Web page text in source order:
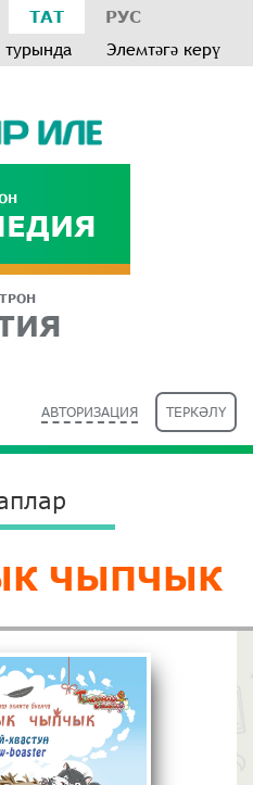
ТАТ РУС
турында Элемтәгә керү
АВТОРИЗАЦИЯ ТЕРКӘЛҮ
ЧЫПЧЫК